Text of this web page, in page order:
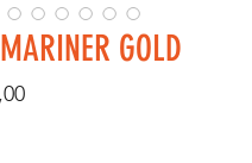
GOLD
Preço